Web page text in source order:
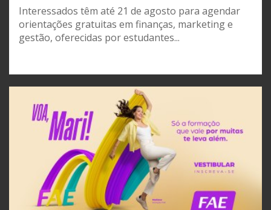
Interessados têm até 21 de agosto para agendar
orientações gratuitas em finanças, marketing e
gestão, oferecidas por estudantes...